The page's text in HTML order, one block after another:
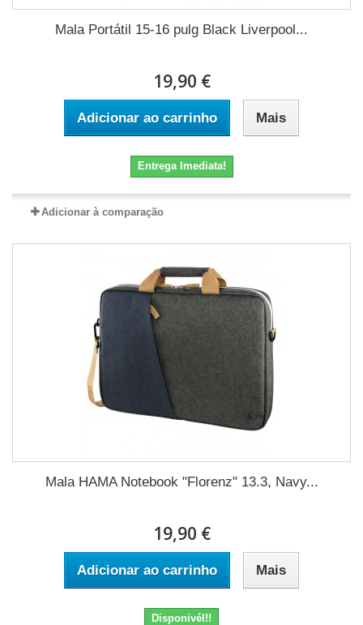
Mala Portátil 15-16 pulg Black Liverpool...
19,90 €
Adicionar ao carrinho Mais
Entrega Imediata!
Adicionar à comparação
Mala HAMA Notebook "Florenz" 13.3, Navy...
19,90 €
Adicionar ao carrinho Mais
Disponivél!!